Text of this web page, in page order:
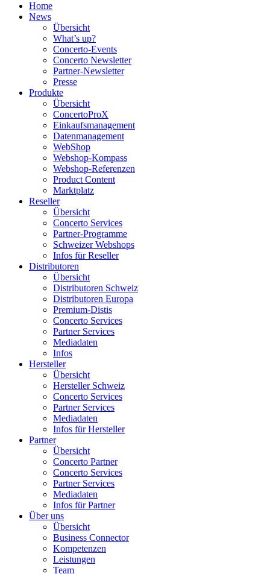
Home
News
Übersicht
What’s up?
Concerto-Events
Concerto Newsletter
Partner-Newsletter
Presse
Produkte
Übersicht
ConcertoProX
Einkaufsmanagement
Datenmanagement
WebShop
Webshop-Kompass
Webshop-Referenzen
Product Content
Marktplatz
Reseller
Übersicht
Concerto Services
Partner-Programme
Schweizer Webshops
Infos für Reseller
Distributoren
Übersicht
Distributoren Schweiz
Distributoren Europa
Premium-Distis
Concerto Services
Partner Services
Mediadaten
Infos
Hersteller
Übersicht
Hersteller Schweiz
Concerto Services
Partner Services
Mediadaten
Infos für Hersteller
Partner
Übersicht
Concerto Partner
Concerto Services
Partner Services
Mediadaten
Infos für Partner
Über uns
Übersicht
Business Connector
Kompetenzen
Leistungen
Team